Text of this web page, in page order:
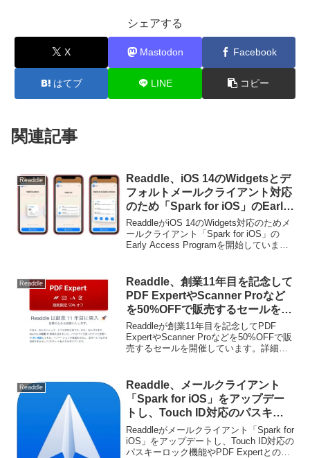
シェアする
X Mastodon Facebook
はてブ LINE コピー
関連記事
Readdle
Readdle、iOS 14のWidgetsとデ
フォルトメールクライアント対応
のため「Spark for iOS」のEarly
Access Programを開始。
ReaddleがiOS 14のWidgets対応のためメ
ールクライアント「Spark for iOS」の
Early Access Programを開始していま
Readdle
Readdle、創業11年目を記念して
PDF ExpertやScanner Proなど
を50%OFFで販売するセールを開
催中。
Readdleが創業11年目を記念してPDF
ExpertやScanner Proなどを50%OFFで販
売するセールを開催しています。詳細は
Readdle
Readdle、メールクライアント
「Spark for iOS」をアップデー
トし、Touch ID対応のパスキー
ロックやPDF Expertとの連携機
能を強化。
Readdleがメールクライアント「Spark for
iOS」をアップデートし、Touch ID対応の
パスキーロック機能やPDF Expertとの連